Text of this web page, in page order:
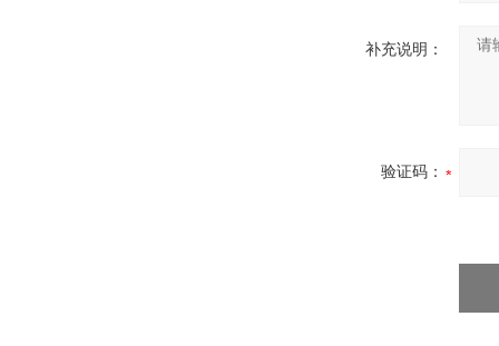
补充说明：
验证码：